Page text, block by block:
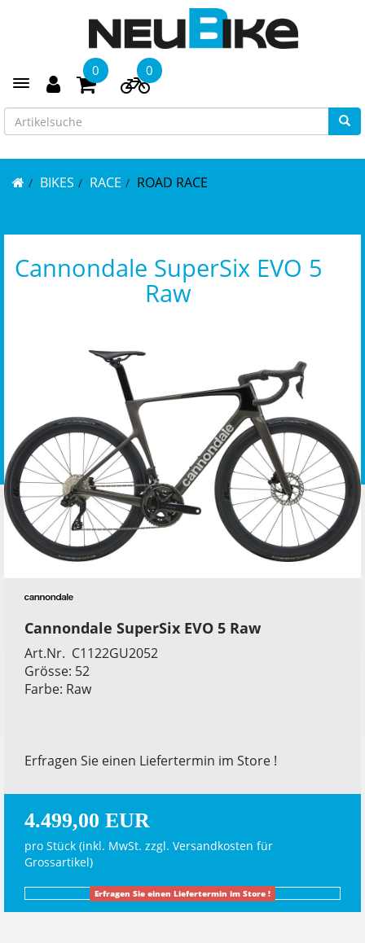
Toggle navigation
0 0
BIKES RACE ROAD RACE
Cannondale SuperSix EVO 5
Raw
Cannondale SuperSix EVO 5 Raw
Art.Nr. C1122GU2052
Grösse: 52
Farbe: Raw
Erfragen Sie einen Liefertermin im Store !
4.499,00 EUR
pro Stück (inkl. MwSt. zzgl. Versandkosten für
Grossartikel)
Erfragen Sie einen Liefertermin im Store !